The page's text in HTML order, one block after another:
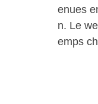
enues
n. Le
emps